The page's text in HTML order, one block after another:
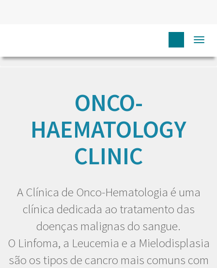
ONCO-
HAEMATOLOGY
CLINIC
A Clínica de Onco-Hematologia é uma
clínica dedicada ao tratamento das
doenças malignas do sangue.
O Linfoma, a Leucemia e a Mielodisplasia
são os tipos de cancro mais comuns com